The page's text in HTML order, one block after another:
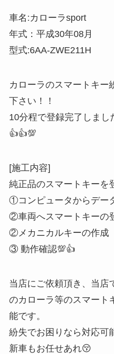
車名:カローラsport
年式：平成30年08月
型式:6AA-ZWE211H
カローラのスマートキー
下さい！！
10分程で登録完了しまし
👍👍💯
[施工内容]
純正品のスマートキーを
①コンピュータからデー
②車両へスマートキーの
②メカニカルキーの作成
③ 動作確認💯👍
当店にご依頼頂き、当店
のカローラ等のスマート
能です。
紛失でお困りなら対応可
新車もお任せあれ😚